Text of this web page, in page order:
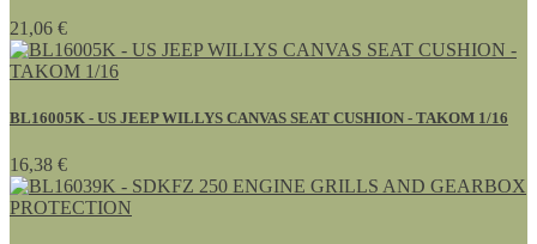
21,06 €
BL16005K - US JEEP WILLYS CANVAS SEAT CUSHION - TAKOM 1/16
16,38 €